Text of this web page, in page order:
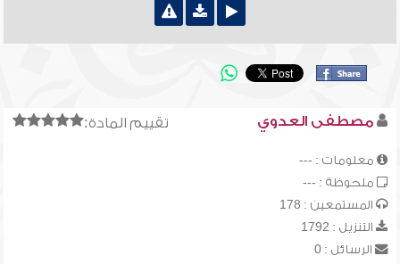
تقييم المادة: مصطفى العدوي
معلومات : ---
ملحوظة : ---
المستمعين : 178
التنزيل : 1792
الرسائل : 0